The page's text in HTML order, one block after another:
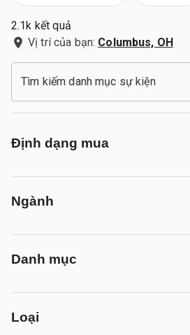
2.1k kết quả
Vị trí của bạn: Columbus, OH
Tìm kiếm danh mục sự kiện
Định dạng mua
Ngành
Danh mục
Loại